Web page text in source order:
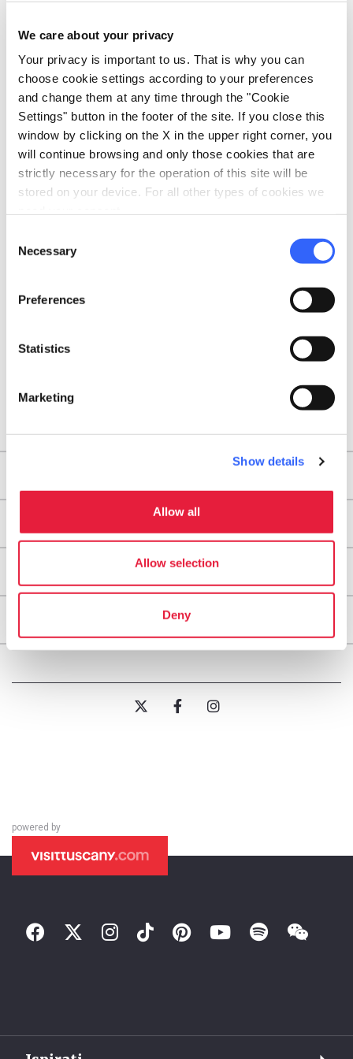
We care about your privacy
Your privacy is important to us. That is why you can
choose cookie settings according to your preferences
and change them at any time through the "Cookie
Settings" button in the footer of the site. If you close this
window by clicking on the X in the upper right corner, you
will continue browsing and only those cookies that are
strictly necessary for the operation of this site will be
stored on your device. For all other types of cookies we
Selection
Necessary
Preferences
Statistics
Marketing
Show details
Allow all
Allow selection
Deny
Associazione Migranti San
Francesco Onlus
Scopri tutti gli alloggi vicini alla Francigena su:
powered by